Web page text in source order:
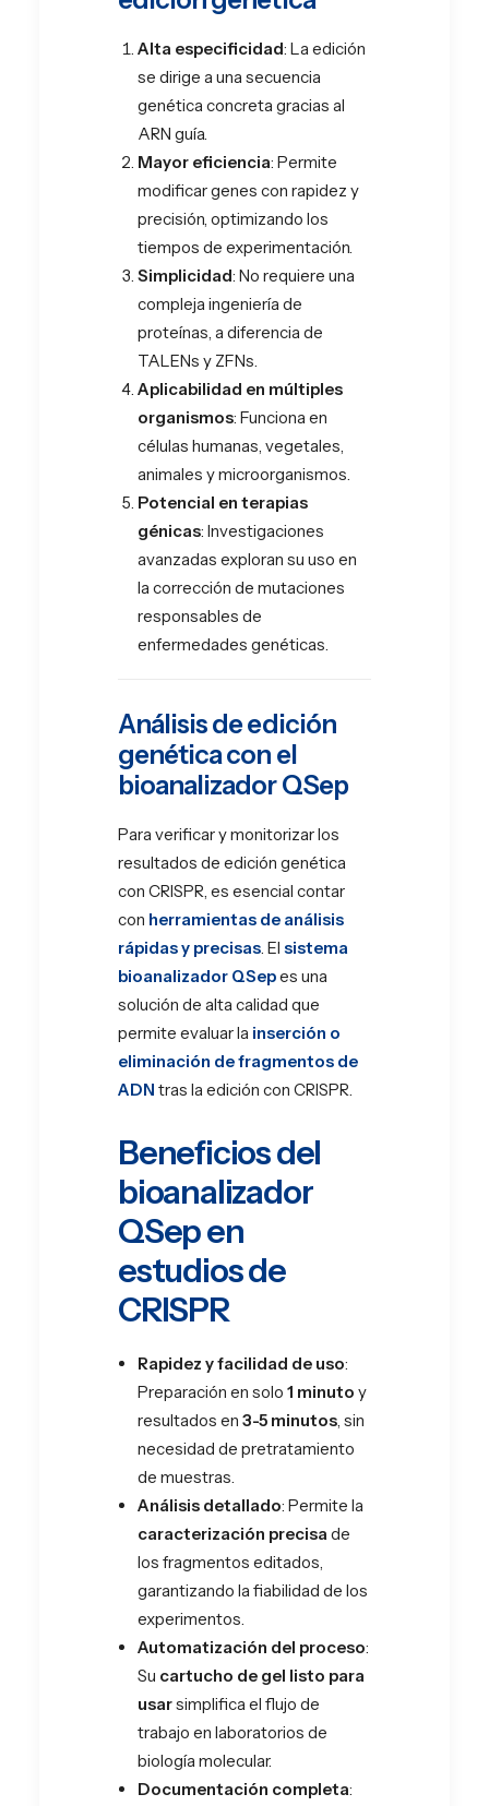
Alta especificidad: La edición
se dirige a una secuencia
genética concreta gracias al
ARN guía.
Mayor eficiencia: Permite
modificar genes con rapidez y
precisión, optimizando los
tiempos de experimentación.
Simplicidad: No requiere una
compleja ingeniería de
proteínas, a diferencia de
TALENs y ZFNs.
Aplicabilidad en múltiples
organismos: Funciona en
células humanas, vegetales,
animales y microorganismos.
Potencial en terapias
génicas: Investigaciones
avanzadas exploran su uso en
la corrección de mutaciones
responsables de
enfermedades genéticas.
Análisis de edición
genética con el
bioanalizador QSep
Para verificar y monitorizar los
resultados de edición genética
con CRISPR, es esencial contar
con herramientas de análisis
rápidas y precisas. El sistema
bioanalizador QSepes una
solución de alta calidad que
permite evaluar la inserción o
eliminación de fragmentos de
ADN tras la edición con CRISPR.
Beneficios del
bioanalizador
QSep en
estudios de
CRISPR
Rapidez y facilidad de uso:
Preparación en solo 1 minuto y
resultados en 3-5 minutos, sin
necesidad de pretratamiento
de muestras.
Análisis detallado: Permite la
caracterización precisa de
los fragmentos editados,
garantizando la fiabilidad de los
experimentos.
Automatización del proceso:
Su cartucho de gel listo para
usarsimplifica el flujo de
trabajo en laboratorios de
biología molecular.
Documentación completa: